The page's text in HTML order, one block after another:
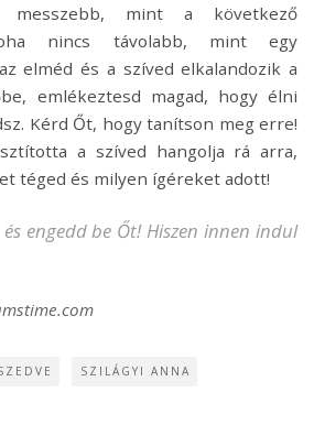
mint a következő
nincs távolabb, mint egy
elméd és a szíved elkalandozik a
emlékeztesd magad, hogy élni
Kérd Őt, hogy tanítson meg erre!
a szíved hangolja rá arra,
téged és milyen ígéreket adott!
engedd be Őt! Hiszen innen indul
SZILÁGYI ANNA